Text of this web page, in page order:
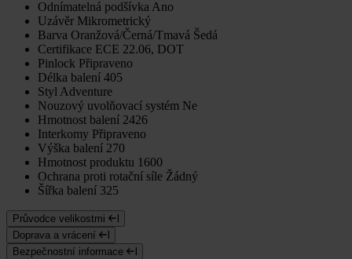
Odnímatelná podšívka Ano
Uzávěr Mikrometrický
Barva Oranžová/Černá/Tmavá Šedá
Certifikace ECE 22.06, DOT
Pinlock Připraveno
Délka balení 405
Styl Adventure
Nouzový uvolňovací systém Ne
Hmotnost balení 2426
Interkomy Připraveno
Výška balení 270
Hmotnost produktu 1600
Ochrana proti rotační síle Žádný
Šířka balení 325
Průvodce velikostmi
Doprava a vrácení
Bezpečnostní informace